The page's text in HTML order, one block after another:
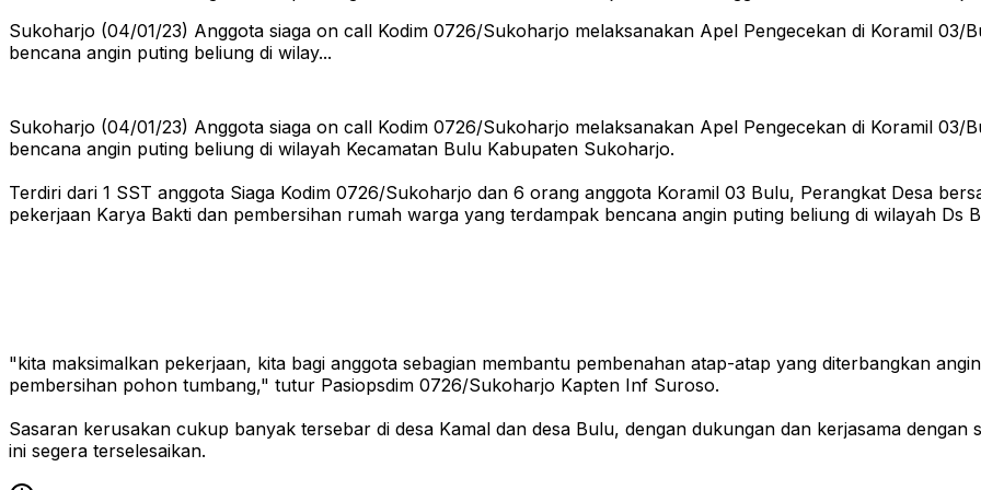
Sukoharjo (04/01/23) Anggota siaga on call Kodim 0726/Sukoharjo melaksanakan Apel Pengecekan di Koramil 03/
bencana angin puting beliung di wilay...
Sukoharjo (04/01/23) Anggota siaga on call Kodim 0726/Sukoharjo melaksanakan Apel Pengecekan di Koramil 03/
bencana angin puting beliung di wilayah Kecamatan Bulu Kabupaten Sukoharjo.
Terdiri dari 1 SST anggota Siaga Kodim 0726/Sukoharjo dan 6 orang anggota Koramil 03 Bulu, Perangkat Desa
pekerjaan Karya Bakti dan pembersihan rumah warga yang terdampak bencana angin puting beliung di wilayah Ds
"kita maksimalkan pekerjaan, kita bagi anggota sebagian membantu pembenahan atap-atap yang diterbangkan
pembersihan pohon tumbang," tutur Pasiopsdim 0726/Sukoharjo Kapten Inf Suroso.
Sasaran kerusakan cukup banyak tersebar di desa Kamal dan desa Bulu, dengan dukungan dan kerjasama
ini segera terselesaikan.